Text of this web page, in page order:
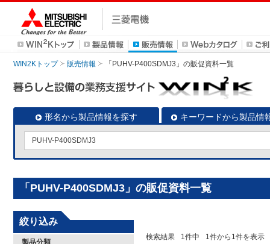
WIN2Kトップ 販売情報 「PUHV-P400SDMJ3」の販促資料一覧
形名から製品情報を探す キーワードから製品情
「PUHV-P400SDMJ3」の販促資料一覧
検索結果 1件中 1件から 1件を表示
絞り込み
製品分類